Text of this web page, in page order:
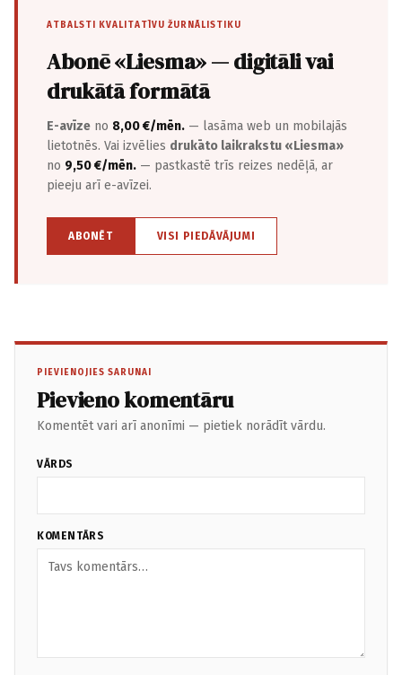
ATBALSTI KVALITATĪVU ŽURNĀLISTIKU
Abonē «Liesma» — digitāli vai
drukātā formātā
E-avīze no 8,00 €/mēn. — lasāma web un mobilajās
lietotnēs. Vai izvēlies drukāto laikrakstu «Liesma»
no 9,50 €/mēn. — pastkastē trīs reizes nedēļā, ar
pieeju arī e-avīzei.
ABONĒT VISI PIEDĀVĀJUMI
PIEVIENOJIES SARUNAI
Pievieno komentāru
Komentēt vari arī anonīmi — pietiek norādīt vārdu.
VĀRDS
KOMENTĀRS